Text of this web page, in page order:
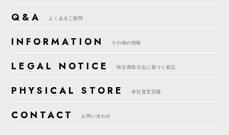
Q&A よくあるご質問
INFORMATION その他の情報
LEGAL NOTICE 特定商取引法に基づく表記
PHYSICAL STORE 本社直営店舗
CONTACT お問い合わせ